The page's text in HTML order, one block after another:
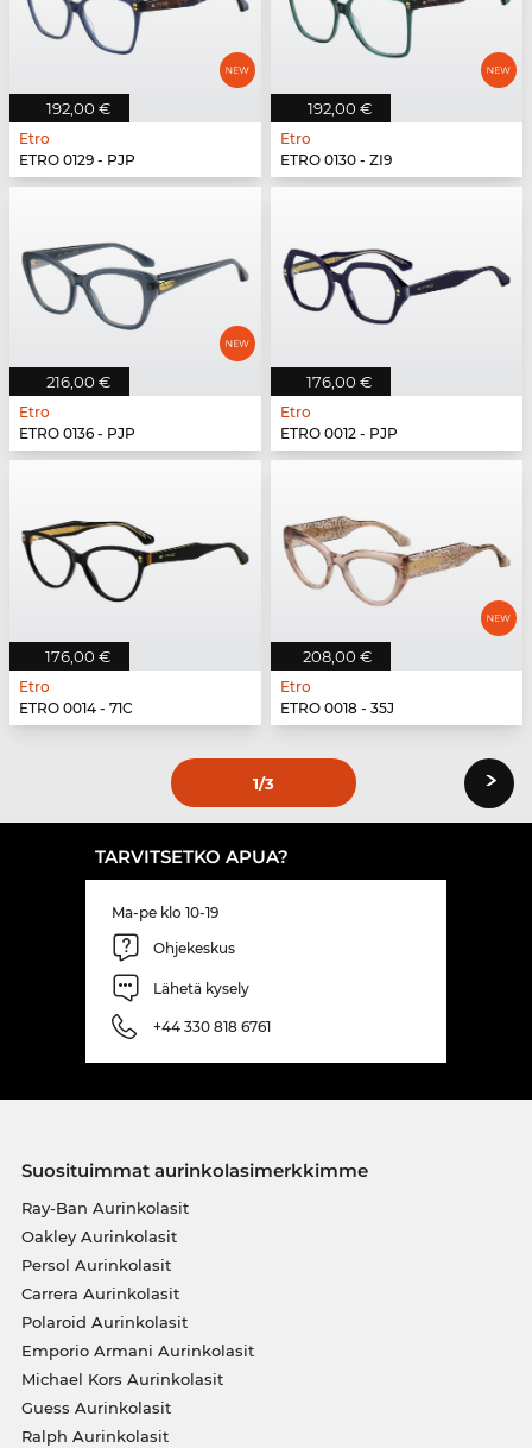
192,00 €
Etro
ETRO 0129 - PJP
192,00 €
Etro
ETRO 0130 - ZI9
216,00 €
Etro
ETRO 0136 - PJP
176,00 €
Etro
ETRO 0012 - PJP
176,00 €
Etro
ETRO 0014 - 71C
208,00 €
Etro
ETRO 0018 - 35J
1/3 ›
TARVITSETKO APUA?
Ma-pe klo 10-19
Ohjekeskus
Lähetä kysely
+44 330 818 6761
Suosituimmat aurinkolasimerkkimme
Ray-Ban Aurinkolasit
Oakley Aurinkolasit
Persol Aurinkolasit
Carrera Aurinkolasit
Polaroid Aurinkolasit
Emporio Armani Aurinkolasit
Michael Kors Aurinkolasit
Guess Aurinkolasit
Ralph Aurinkolasit